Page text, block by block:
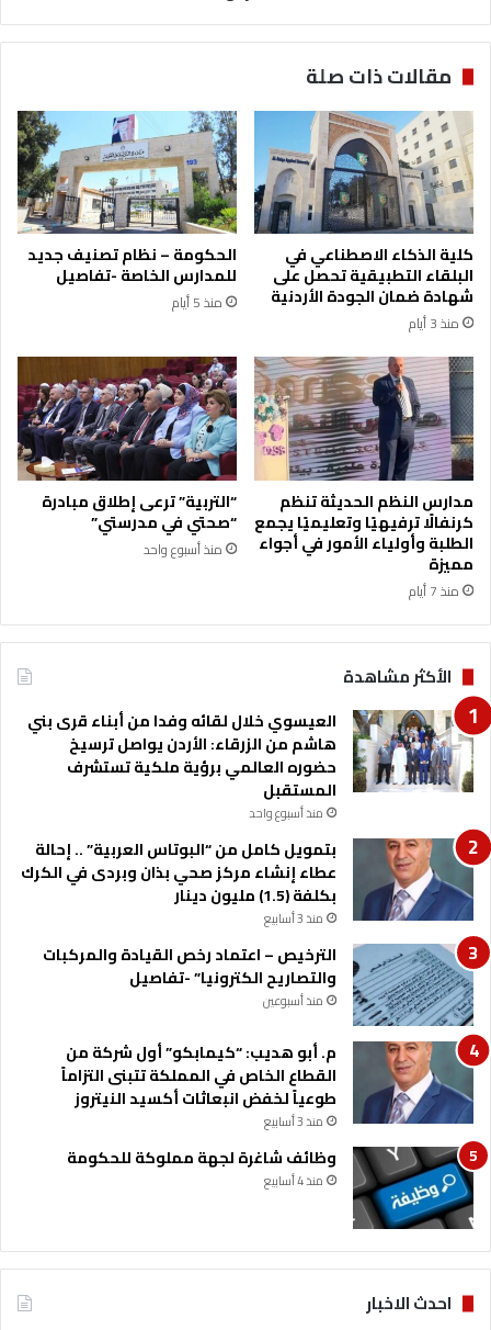
ي
د
م
ن
ا
ط
ق
ف
ي
غ
ز
ة
ح
ب
ن
م
ج
م
و
ع
ة
ا
ل
خ
ل
ي
ج
ل
ل
ت
م
ي
ن
–
ل
ر
د
ن
و
ا
ل
ك
ت
ب
ا
ل
ث
ق
ا
ف
ي
ا
ل
ك
و
ي
ت
ي
ل
خ
د
م
مقالات ذات صلة
كلية الذكاء الاصطناعي في
البلقاء التطبيقية تحصل على
شهادة ضمان الجودة الأردنية
منذ 3 أيام
الحكومة – نظام تصنيف جديد
للمدارس الخاصة -تفاصيل
منذ 5 أيام
مدارس النظم الحديثة تنظم
كرنفالًا ترفيهيًا وتعليميًا يجمع
الطلبة وأولياء الأمور في أجواء
مميزة
منذ 7 أيام
“التربية” ترعى إطلاق مبادرة
“صحتي في مدرستي”
منذ أسبوع واحد
الأكثر مشاهدة
العيسوي خلال لقائه وفدا من أبناء قرى بني
هاشم من الزرقاء: الأردن يواصل ترسيخ
حضوره العالمي برؤية ملكية تستشرف
المستقبل
منذ أسبوع واحد
بتمويل كامل من “البوتاس العربية” .. إحالة
عطاء إنشاء مركز صحي بذان وبردى في الكرك
بكلفة (1.5) مليون دينار
منذ 3 أسابيع
الترخيص – اعتماد رخص القيادة والمركبات
والتصاريح الكترونيا” -تفاصيل
منذ أسبوعين
م. أبو هديب: “كيمابكو” أول شركة من
القطاع الخاص في المملكة تتبنى التزاماً
طوعياً لخفض انبعاثات أكسيد النيتروز
منذ 3 أسابيع
وظائف شاغرة لجهة مملوكة للحكومة
منذ 4 أسابيع
احدث الاخبار